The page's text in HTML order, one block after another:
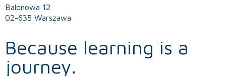
Balonowa 12
02-635 Warszawa
Because learning is a
journey.